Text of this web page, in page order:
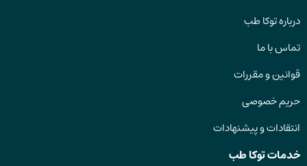
درباره توکا طب
تماس با ما
قوانین و مقررات
حریم خصوصی
انتقادات و پیشنهادات
خدمات توکا طب